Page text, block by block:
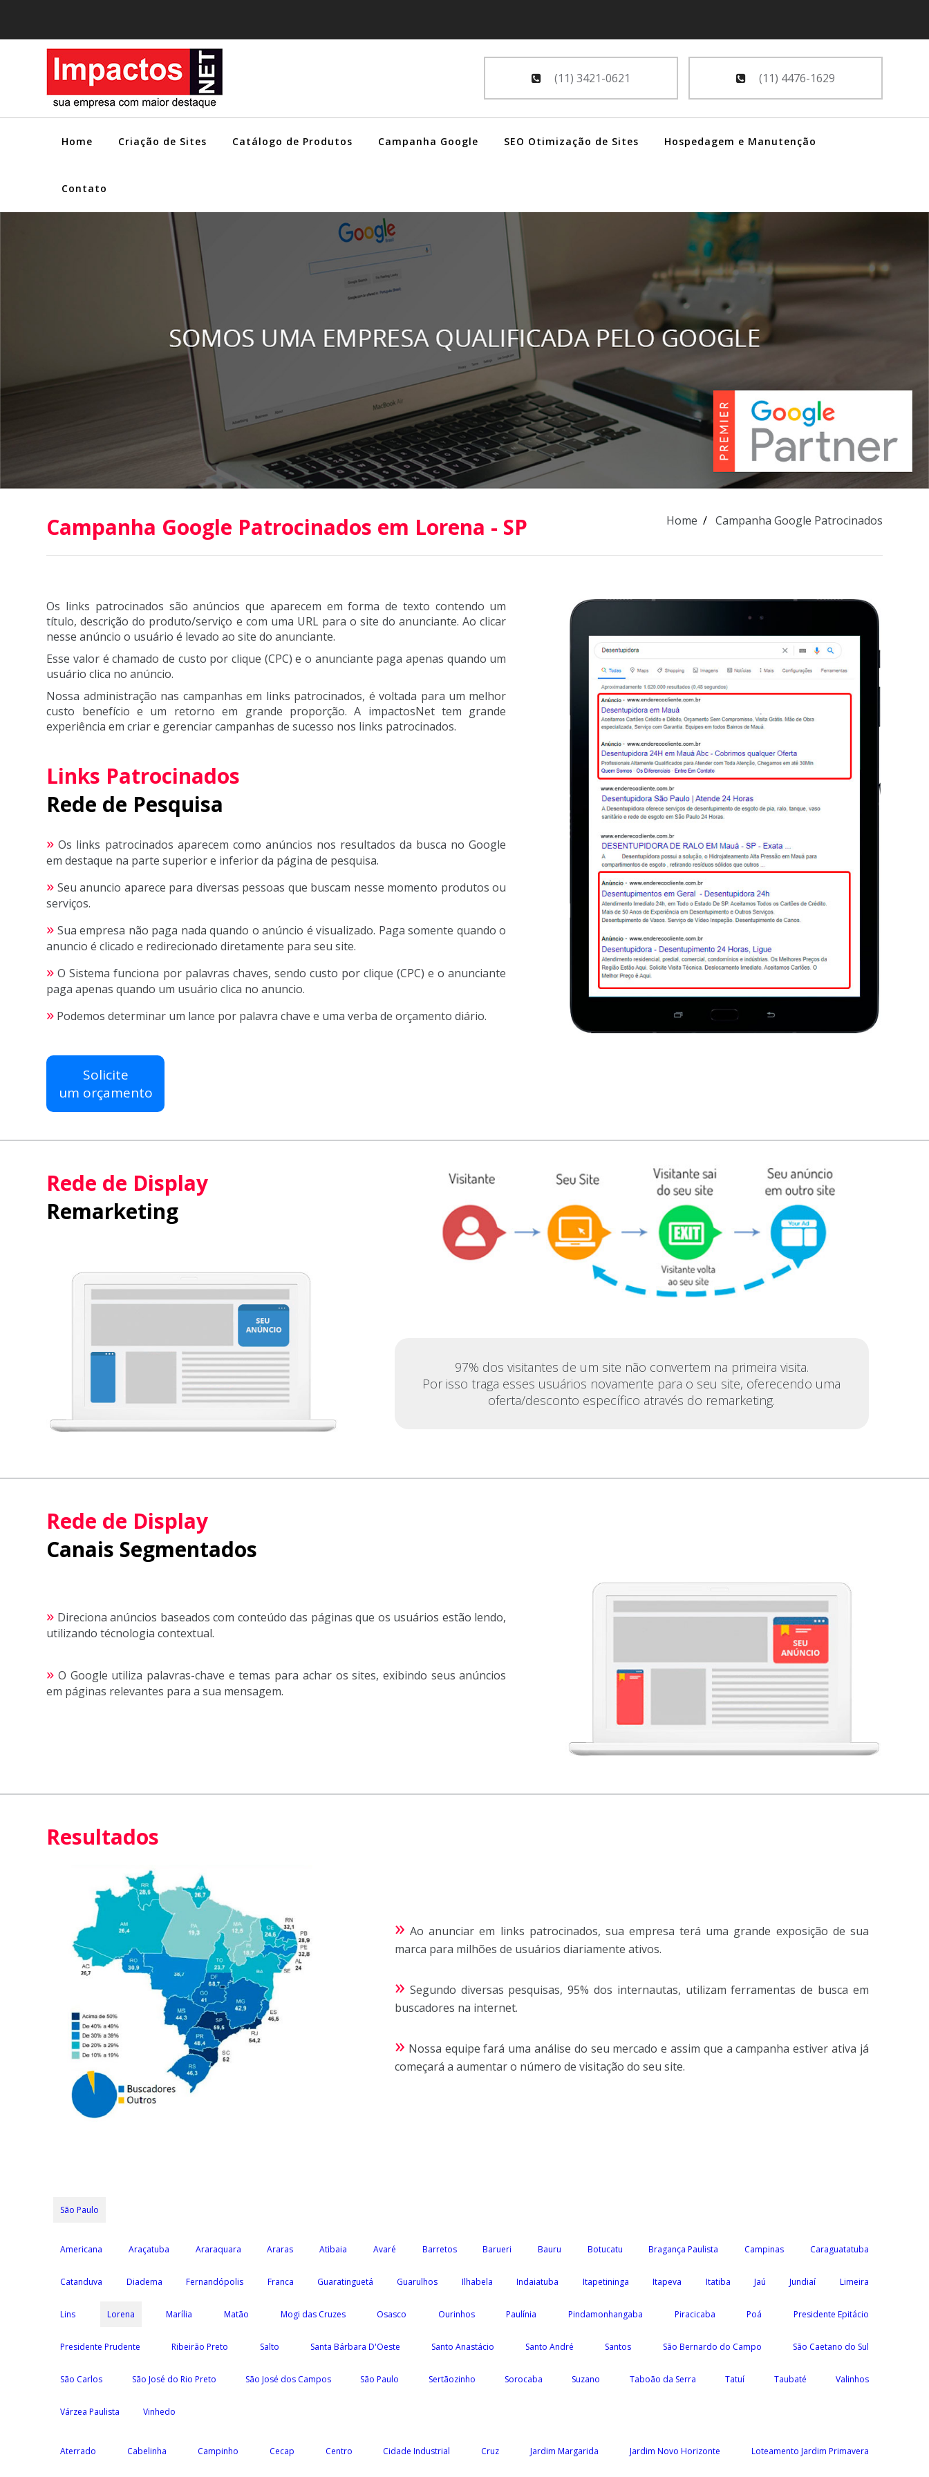
(11) 4476-1629
(11) 3421-0621
Home Criação de Sites Catálogo de Produtos Campanha Google SEO Otimização de Sites Hospedagem e Manutenção
Contato
Campanha Google Patrocinados em Lorena - SP Home Campanha Google Patrocinados
Os links patrocinados são anúncios que aparecem em forma de texto contendo um
título, descrição do produto/serviço e com uma URL para o site do anunciante. Ao clicar
nesse anúncio o usuário é levado ao site do anunciante.
Esse valor é chamado de custo por clique (CPC) e o anunciante paga apenas quando um
usuário clica no anúncio.
Nossa administração nas campanhas em links patrocinados, é voltada para um melhor
custo benefício e um retorno em grande proporção. A impactosNet tem grande
experiência em criar e gerenciar campanhas de sucesso nos links patrocinados.
Links Patrocinados
Rede de Pesquisa
» Os links patrocinados aparecem como anúncios nos resultados da busca no Google
em destaque na parte superior e inferior da página de pesquisa.
» Seu anuncio aparece para diversas pessoas que buscam nesse momento produtos ou
serviços.
» Sua empresa não paga nada quando o anúncio é visualizado. Paga somente quando o
anuncio é clicado e redirecionado diretamente para seu site.
» O Sistema funciona por palavras chaves, sendo custo por clique (CPC) e o anunciante
paga apenas quando um usuário clica no anuncio.
» Podemos determinar um lance por palavra chave e uma verba de orçamento diário.
Solicite
um orçamento
Rede de Display
Remarketing
97% dos visitantes de um site não convertem na primeira visita.
Por isso traga esses usuários novamente para o seu site, oferecendo uma
oferta/desconto específico através do remarketing.
Rede de Display
Canais Segmentados
» Direciona anúncios baseados com conteúdo das páginas que os usuários estão lendo,
utilizando técnologia contextual.
» O Google utiliza palavras-chave e temas para achar os sites, exibindo seus anúncios
em páginas relevantes para a sua mensagem.
Resultados
» Ao anunciar em links patrocinados, sua empresa terá uma grande exposição de sua
marca para milhões de usuários diariamente ativos.
» Segundo diversas pesquisas, 95% dos internautas, utilizam ferramentas de busca em
buscadores na internet.
» Nossa equipe fará uma análise do seu mercado e assim que a campanha estiver ativa já
começará a aumentar o número de visitação do seu site.
São Paulo
Americana Araçatuba Araraquara Araras Atibaia Avaré Barretos Barueri Bauru Botucatu Bragança Paulista Campinas Caraguatatuba
Catanduva Diadema Fernandópolis Franca Guaratinguetá Guarulhos Ilhabela Indaiatuba Itapetininga Itapeva Itatiba Jaú Jundiaí Limeira
Lins Lorena Marília Matão Mogi das Cruzes Osasco Ourinhos Paulínia Pindamonhangaba Piracicaba Poá Presidente Epitácio
Presidente Prudente Ribeirão Preto Salto Santa Bárbara D'Oeste Santo Anastácio Santo André Santos São Bernardo do Campo São Caetano do Sul
São Carlos São José do Rio Preto São José dos Campos São Paulo Sertãozinho Sorocaba Suzano Taboão da Serra Tatuí Taubaté Valinhos
Várzea Paulista Vinhedo
Aterrado Cabelinha Campinho Cecap Centro Cidade Industrial Cruz Jardim Margarida Jardim Novo Horizonte Loteamento Jardim Primavera